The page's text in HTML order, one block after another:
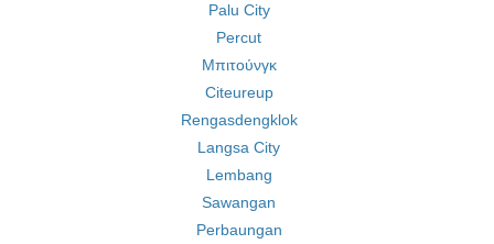
Palu City
Percut
Μπιτούνγκ
Citeureup
Rengasdengklok
Langsa City
Lembang
Sawangan
Perbaungan